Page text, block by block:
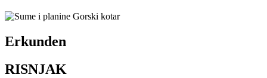
Erkunden
RISNJAK